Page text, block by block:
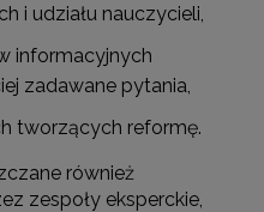
i udziału nauczycieli,
informacyjnych
zadawane pytania,
tworzących reformę.
również
zespoły eksperckie,